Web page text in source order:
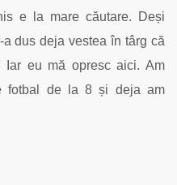
e la mare căutare. Deși
dus deja vestea în târg că
Iar eu mă opresc aici. Am
fotbal de la 8 și deja am